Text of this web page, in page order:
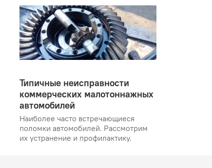
Типичные неисправности
коммерческих малотоннажных
автомобилей
Наиболее часто встречающиеся
поломки автомобилей. Рассмотрим
их устранение и профилактику.